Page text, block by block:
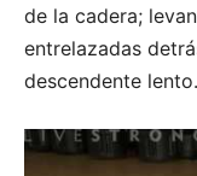
de la cadera;
entrelazadas
descendente lento.